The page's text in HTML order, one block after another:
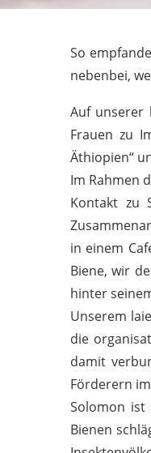
So
nebenbei,
Auf unserer
Frauen zu
Äthiopien“
Im Rahmen
Kontakt zu
in einem
Biene, wir
hinter
Unserem
die
damit
Förderern
Solomon
Bienen